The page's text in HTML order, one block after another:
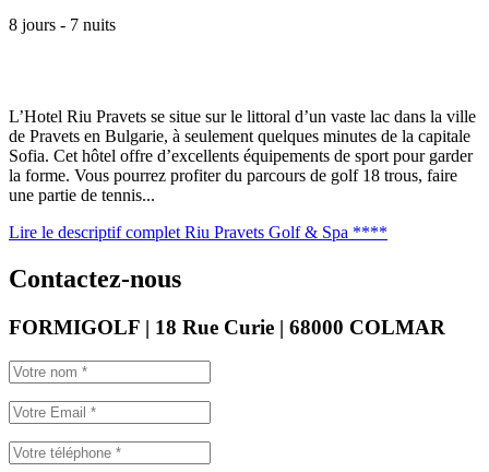
8 jours - 7 nuits
L’Hotel Riu Pravets se situe sur le littoral d’un vaste lac dans la ville
de Pravets en Bulgarie, à seulement quelques minutes de la capitale
Sofia. Cet hôtel offre d’excellents équipements de sport pour garder
la forme. Vous pourrez profiter du parcours de golf 18 trous, faire
une partie de tennis...
Lire le descriptif complet Riu Pravets Golf & Spa ****
Contactez-nous
FORMIGOLF | 18 Rue Curie | 68000 COLMAR